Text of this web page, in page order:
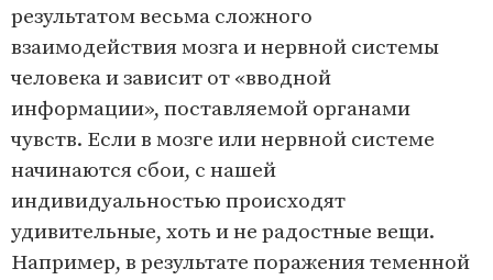
результатом весьма сложного
взаимодействия мозга и нервной системы
человека и зависит от «вводной
информации», поставляемой органами
чувств. Если в мозге или нервной системе
начинаются сбои, с нашей
индивидуальностью происходят
удивительные, хоть и не радостные вещи.
Например, в результате поражения теменной